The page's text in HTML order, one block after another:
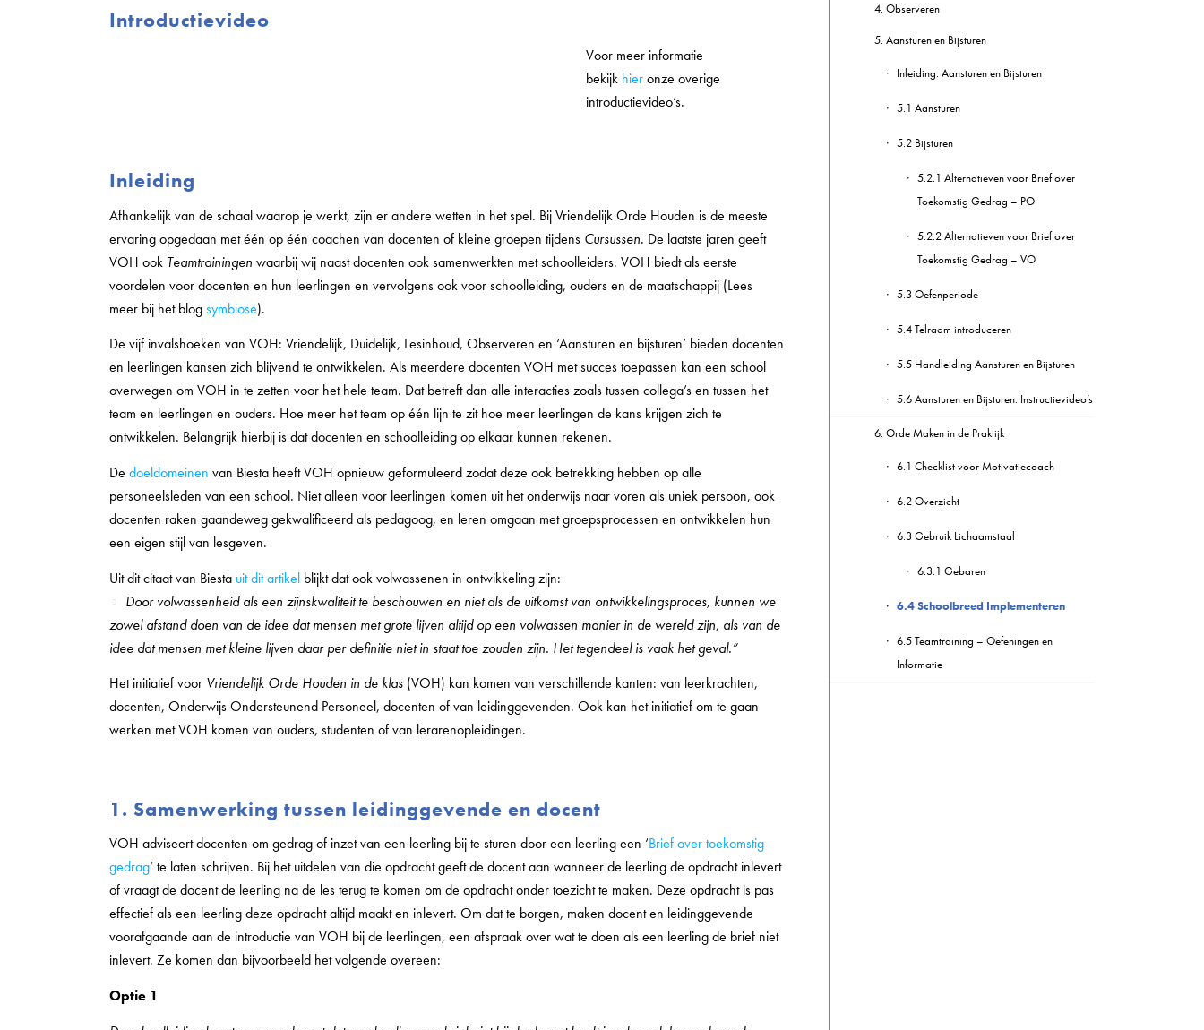
Introductievideo
Voor meer informatie
bekijk hieronze overige
introductievideo’s.
Inleiding
Afhankelijk van de schaal waarop je werkt, zijn er andere wetten in het spel. Bij Vriendelijk Orde Houden is de meeste
ervaring opgedaan met één op één coachen van docenten of kleine groepen tijdens Cursussen. De laatste jaren geeft
VOH ook Teamtrainingen waarbij wij naast docenten ook samenwerkten met schoolleiders. VOH biedt als eerste
voordelen voor docenten en hun leerlingen en vervolgens ook voor schoolleiding, ouders en de maatschappij (Lees
meer bij het blogsymbiose).
De vijf invalshoeken van VOH: Vriendelijk, Duidelijk, Lesinhoud, Observeren en ‘Aansturen en bijsturen’ bieden docenten
en leerlingen kansen zich blijvend te ontwikkelen. Als meerdere docenten VOH met succes toepassen kan een school
overwegen om VOH in te zetten voor het hele team. Dat betreft dan alle interacties zoals tussen collega’s en tussen het
team en leerlingen en ouders. Hoe meer het team op één lijn te zit hoe meer leerlingen de kans krijgen zich te
ontwikkelen. Belangrijk hierbij is dat docenten en schoolleiding op elkaar kunnen rekenen.
De doeldomeinen van Biesta heeft VOH opnieuw geformuleerd zodat deze ook betrekking hebben op alle
personeelsleden van een school. Niet alleen voor leerlingen komen uit het onderwijs naar voren als uniek persoon, ook
docenten raken gaandeweg gekwalificeerd als pedagoog, en leren omgaan met groepsprocessen en ontwikkelen hun
een eigen stijl van lesgeven.
Uit dit citaat van Biesta uit dit artikel blijkt dat ook volwassenen in ontwikkeling zijn:
Door volwassenheid als een zijnskwaliteit te beschouwen en niet als de uitkomst van ontwikkelingsproces, kunnen we
zowel afstand doen van de idee dat mensen met grote lijven altijd op een volwassen manier in de wereld zijn, als van de
idee dat mensen met kleine lijven daar per definitie niet in staat toe zouden zijn. Het tegendeel is vaak het geval.”
Het initiatief voor Vriendelijk Orde Houden in de klas (VOH) kan komen van verschillende kanten: van leerkrachten,
docenten, Onderwijs Ondersteunend Personeel, docenten of van leidinggevenden. Ook kan het initiatief om te gaan
werken met VOH komen van ouders, studenten of van lerarenopleidingen.
1. Samenwerking tussen leidinggevende en docent
VOH adviseert docenten om gedrag of inzet van een leerling bij te sturen door een leerling een ‘Brief over toekomstig
gedrag‘ te laten schrijven. Bij het uitdelen van die opdracht geeft de docent aan wanneer de leerling de opdracht inlevert
of vraagt de docent de leerling na de les terug te komen om de opdracht onder toezicht te maken. Deze opdracht is pas
effectief als een leerling deze opdracht altijd maakt en inlevert. Om dat te borgen, maken docent en leidinggevende
voorafgaande aan de introductie van VOH bij de leerlingen, een afspraak over wat te doen als een leerling de brief niet
inlevert. Ze komen dan bijvoorbeeld het volgende overeen:
Optie 1
4. Observeren
5. Aansturen en Bijsturen
Inleiding: Aansturen en Bijsturen
5.1 Aansturen
5.2 Bijsturen
5.2.1 Alternatieven voor Brief over
Toekomstig Gedrag – PO
5.2.2 Alternatieven voor Brief over
Toekomstig Gedrag – VO
5.3 Oefenperiode
5.4 Telraam introduceren
5.5 Handleiding Aansturen en Bijsturen
5.6 Aansturen en Bijsturen: Instructievideo’s
6. Orde Maken in de Praktijk
6.1 Checklist voor Motivatiecoach
6.2 Overzicht
6.3 Gebruik Lichaamstaal
6.3.1 Gebaren
6.4 Schoolbreed Implementeren
6.5 Teamtraining – Oefeningen en
Informatie